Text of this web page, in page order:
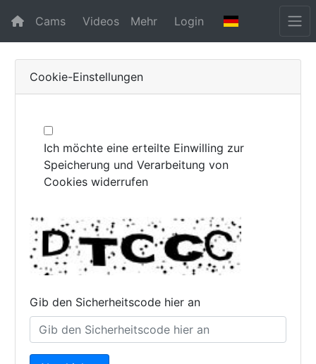
Cams Videos Mehr Login
Cookie-Einstellungen
Ich möchte eine erteilte Einwilling zur
Speicherung und Verarbeitung von
Cookies widerrufen
Gib den Sicherheitscode hier an